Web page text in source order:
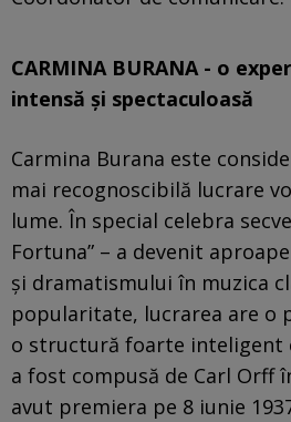
CARMINA BURANA - o
intensă şi spectaculoasă
Carmina Burana este
mai recognoscibilă lucrare
lume. În special celebra
Fortuna” – a devenit
și dramatismului în muzica
popularitate, lucrarea are o
o structură foarte inteligent
a fost compusă de Carl Orff
avut premiera pe 8 iunie